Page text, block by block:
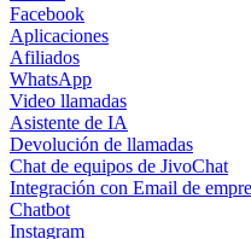
Facebook
Aplicaciones
Afiliados
WhatsApp
Video llamadas
Asistente de IA
Devolución de llamadas
Chat de equipos de JivoChat
Integración con Email de
Chatbot
Instagram